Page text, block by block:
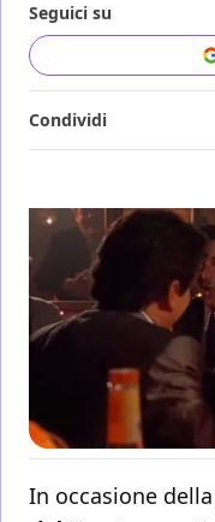
Seguici su
Condividi
In occasione